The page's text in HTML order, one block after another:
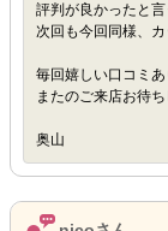
評判が良かったと
次回も今回同様、
毎回嬉しい口コミ
またのご来店お待
奥山